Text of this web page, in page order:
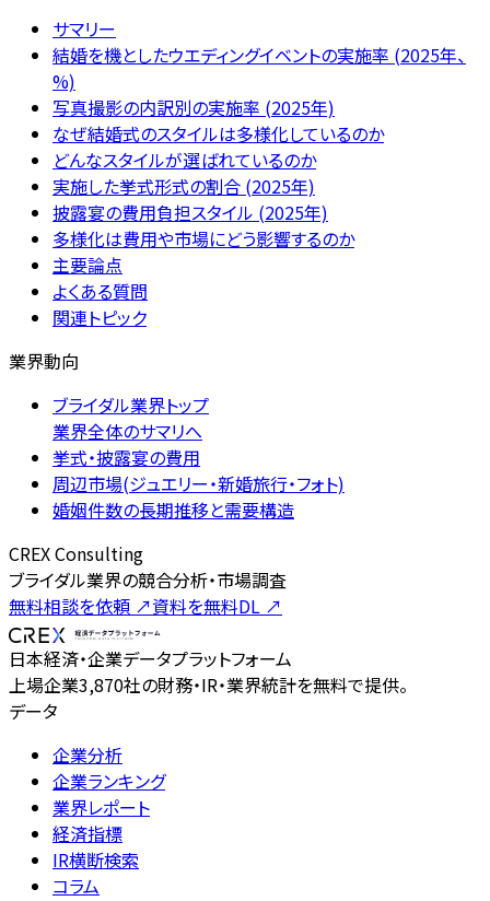
サマリー
結婚を機としたウエディングイベントの実施率 (2025年、
%)
写真撮影の内訳別の実施率 (2025年)
なぜ結婚式のスタイルは多様化しているのか
どんなスタイルが選ばれているのか
実施した挙式形式の割合 (2025年)
披露宴の費用負担スタイル (2025年)
多様化は費用や市場にどう影響するのか
主要論点
よくある質問
関連トピック
業界動向
ブライダル業界トップ
業界全体のサマリへ
挙式・披露宴の費用
周辺市場(ジュエリー・新婚旅行・フォト)
婚姻件数の長期推移と需要構造
CREX Consulting
ブライダル業界の競合分析・市場調査
無料相談を依頼 ↗資料を無料DL ↗
日本経済・企業データプラットフォーム
上場企業3,870社の財務・IR・業界統計を無料で提供。
データ
企業分析
企業ランキング
業界レポート
経済指標
IR横断検索
コラム